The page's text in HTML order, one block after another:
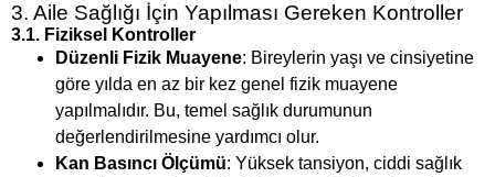
3. Aile Sağlığı İçin Yapılması Gereken Kontroller
3.1. Fiziksel Kontroller
Düzenli Fizik Muayene: Bireylerin yaşı ve cinsiyetine
göre yılda en az bir kez genel fizik muayene
yapılmalıdır. Bu, temel sağlık durumunun
değerlendirilmesine yardımcı olur.
Kan Basıncı Ölçümü: Yüksek tansiyon, ciddi sağlık